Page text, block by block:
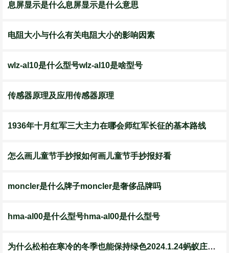
息屏显示是什么息屏显示是什么意思
电阻大小与什么有关电阻大小的影响因素
wlz-al10是什么型号wlz-al10是啥型号
传感器原理及应用传感器原理
1936年十月红军三大主力在哪会师红军长征的基本路线
怎么画儿童节手抄报如何画儿童节手抄报好看
moncler是什么牌子moncler是奢侈品牌吗
hma-al00是什么型号hma-al00是什么型号
为什么松柏在寒冷的冬季也能保持绿色2024.1.24蚂蚁庄园答案